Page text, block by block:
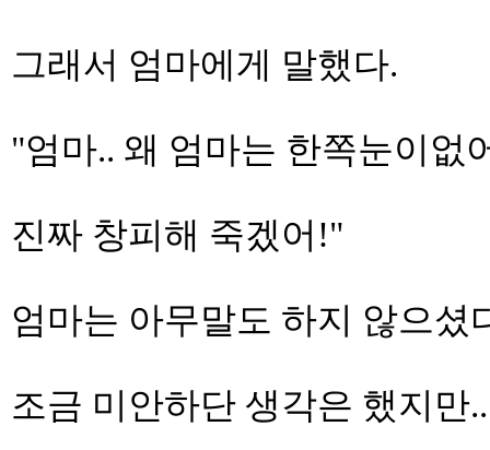
그래서 엄마에게 말했다.
"엄마.. 왜 엄마는 한쪽눈이없
진짜 창피해 죽겠어!"
엄마는 아무말도 하지 않으셨
조금 미안하단 생각은 했지만..